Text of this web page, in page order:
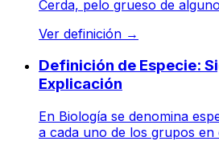
Cerda, pelo grueso de
Ver definición →
Definición de Especie:
Explicación
En Biología se denomina
a cada uno de los grupos en